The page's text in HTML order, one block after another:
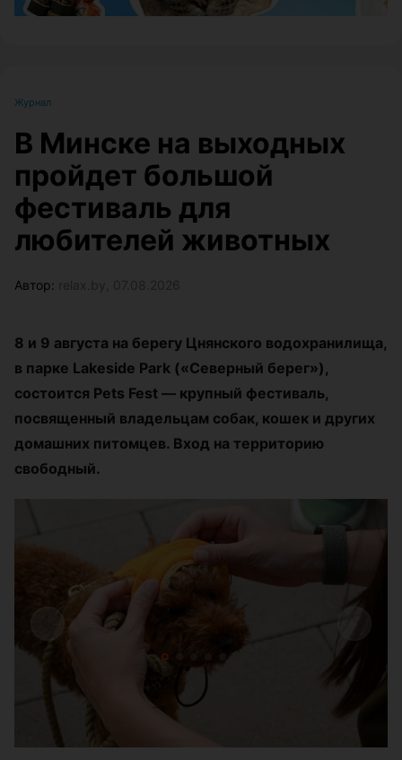
Журнал
В Минске на выходных
пройдет большой
фестиваль для
любителей животных
Автор:
8 и 9 августа на берегу Цнянского водохранилища,
в парке Lakeside Park («Северный берег»),
состоится Pets Fest — крупный фестиваль,
посвященный владельцам собак, кошек и других
домашних питомцев. Вход на территорию
свободный.